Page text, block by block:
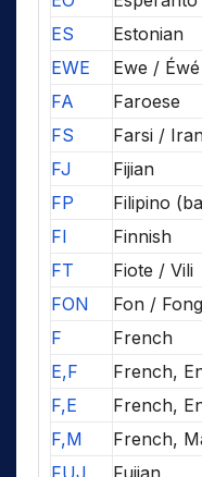
ES
Estonian
EWE
Ewe / Éwé
FA
Faroese
FS
Farsi /
FJ
Fijian
FP
Filipino
FI
Finnish
FT
Fiote / Vili
FON
Fon /
F
French
E,F
French,
F,E
French,
F,M
French,